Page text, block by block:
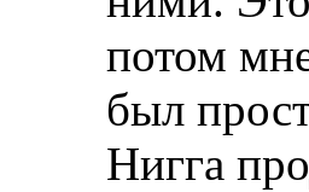
потом
был
Нигга